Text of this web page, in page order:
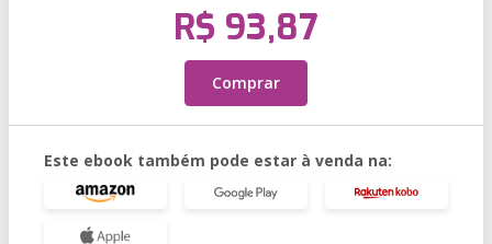
R$ 93,87
Comprar
Este ebook também pode estar à venda na: